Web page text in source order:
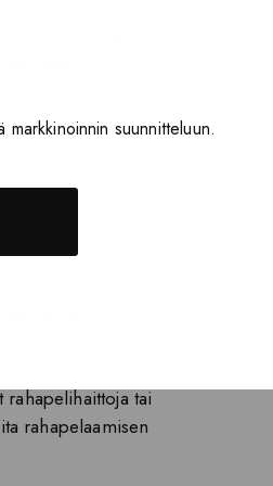
markkinoinnin suunnitteluun.
toimipisteissä.
rahapelihaittoja tai
rahapelaamisen